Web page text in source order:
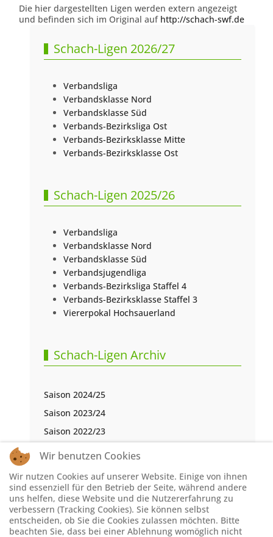
Die hier dargestellten Ligen werden extern angezeigt
und befinden sich im Original auf http://schach-swf.de
Schach-Ligen 2026/27
Verbandsliga
Verbandsklasse Nord
Verbandsklasse Süd
Verbands-Bezirksliga Ost
Verbands-Bezirksklasse Mitte
Verbands-Bezirksklasse Ost
Schach-Ligen 2025/26
Verbandsliga
Verbandsklasse Nord
Verbandsklasse Süd
Verbandsjugendliga
Verbands-Bezirksliga Staffel 4
Verbands-Bezirksklasse Staffel 3
Viererpokal Hochsauerland
Schach-Ligen Archiv
Saison 2024/25
Saison 2023/24
Saison 2022/23
Saison 2021/22
Saison 2019/20
Saison 2018/19
Saison 2017/18
Wir benutzen Cookies
Wir nutzen Cookies auf unserer Website. Einige von ihnen
sind essenziell für den Betrieb der Seite, während andere
uns helfen, diese Website und die Nutzererfahrung zu
verbessern (Tracking Cookies). Sie können selbst
entscheiden, ob Sie die Cookies zulassen möchten. Bitte
beachten Sie, dass bei einer Ablehnung womöglich nicht